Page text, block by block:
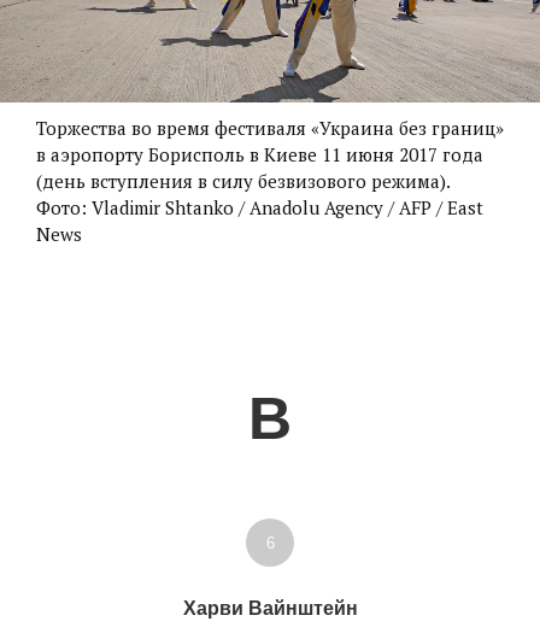
Торжества во время фестиваля «Украина без границ»
в аэропорту Борисполь в Киеве 11 июня 2017 года
(день вступления в силу безвизового режима).
Фото: Vladimir Shtanko / Anadolu Agency / AFP / East
News
В
6
Харви Вайнштейн